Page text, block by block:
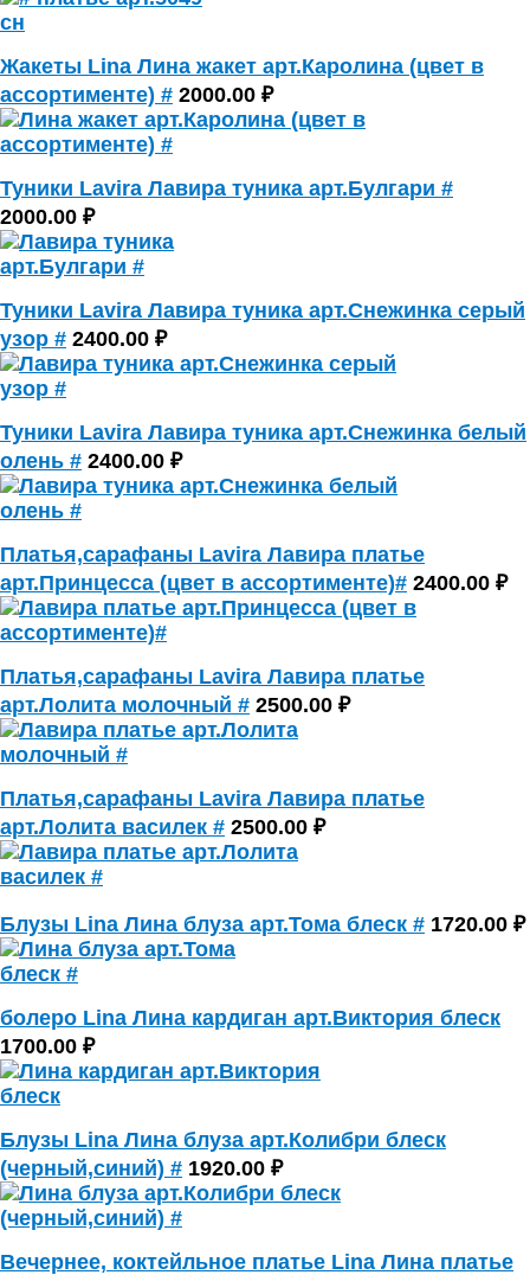
Жакеты Lina Лина жакет арт.Каролина (цвет в
ассортименте) # 2000.00 ₽
Туники Lavira Лавира туника арт.Булгари #
2000.00 ₽
Туники Lavira Лавира туника арт.Снежинка серый
узор # 2400.00 ₽
Туники Lavira Лавира туника арт.Снежинка белый
олень # 2400.00 ₽
Платья,сарафаны Lavira Лавира платье
арт.Принцесса (цвет в ассортименте)# 2400.00 ₽
Платья,сарафаны Lavira Лавира платье
арт.Лолита молочный # 2500.00 ₽
Платья,сарафаны Lavira Лавира платье
арт.Лолита василек # 2500.00 ₽
Блузы Lina Лина блуза арт.Тома блеск # 1720.00 ₽
болеро Lina Лина кардиган арт.Виктория блеск
1700.00 ₽
Блузы Lina Лина блуза арт.Колибри блеск
(черный,синий) # 1920.00 ₽
Вечернее, коктейльное платье Lina Лина платье